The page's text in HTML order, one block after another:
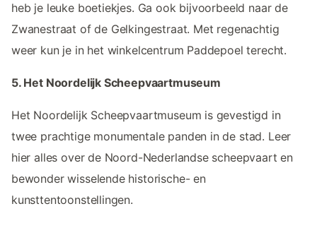
heb je leuke boetiekjes. Ga ook bijvoorbeeld naar de
Zwanestraat of de Gelkingestraat. Met regenachtig
weer kun je in het winkelcentrum Paddepoel terecht.
5. Het Noordelijk Scheepvaartmuseum
Het Noordelijk Scheepvaartmuseum is gevestigd in
twee prachtige monumentale panden in de stad. Leer
hier alles over de Noord-Nederlandse scheepvaart en
bewonder wisselende historische- en
kunsttentoonstellingen.